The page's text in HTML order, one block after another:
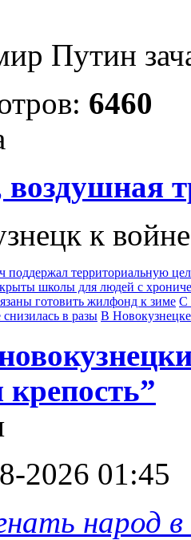
Путин
6460
к
поддержал территориальную
школы для людей с
готовить жилфонд к зиме С
в разы В
крепость”
2026 01:45
народ в